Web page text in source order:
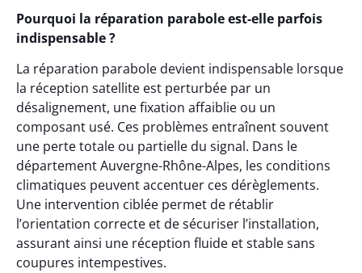
Pourquoi la réparation parabole est-elle parfois
indispensable ?
La réparation parabole devient indispensable lorsque
la réception satellite est perturbée par un
désalignement, une fixation affaiblie ou un
composant usé. Ces problèmes entraînent souvent
une perte totale ou partielle du signal. Dans le
département Auvergne-Rhône-Alpes, les conditions
climatiques peuvent accentuer ces dérèglements.
Une intervention ciblée permet de rétablir
l’orientation correcte et de sécuriser l’installation,
assurant ainsi une réception fluide et stable sans
coupures intempestives.